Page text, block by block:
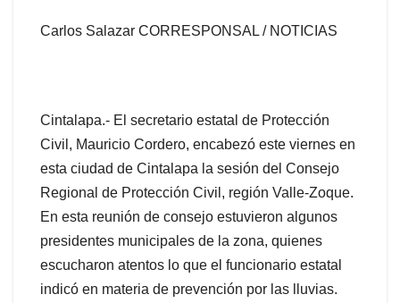
Carlos Salazar CORRESPONSAL / NOTICIAS
Cintalapa.- El secretario estatal de Protección
Civil, Mauricio Cordero, encabezó este viernes en
esta ciudad de Cintalapa la sesión del Consejo
Regional de Protección Civil, región Valle-Zoque.
En esta reunión de consejo estuvieron algunos
presidentes municipales de la zona, quienes
escucharon atentos lo que el funcionario estatal
indicó en materia de prevención por las lluvias.